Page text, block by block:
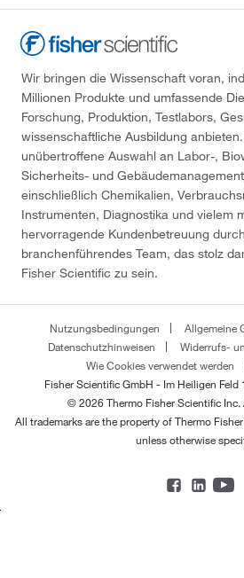
Wir bringen die Wissenschaft voran,
Millionen Produkte und umfassende
Forschung, Produktion, Testlabors,
wissenschaftliche Ausbildung
unübertroffene Auswahl an Labor-,
Sicherheits- und
einschließlich Chemikalien,
Instrumenten, Diagnostika und vielem
hervorragende Kundenbetreuung
branchenführendes Team, das stolz
Fisher Scientific zu sein.
Nutzungsbedingungen
Allgemeine
Datenschutzhinweisen
Widerrufs-
Wie Cookies verwendet werden
Fisher Scientific GmbH - Im Heiligen
© 2026 Thermo Fisher Scientific Inc.
All trademarks are the property of Thermo
unless otherwise